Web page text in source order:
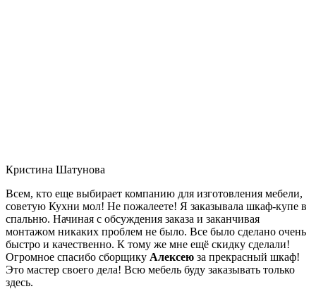
Кристина Шатунова
Всем, кто еще выбирает компанию для изготовления мебели,
советую Кухни мол! Не пожалеете! Я заказывала шкаф-купе в
спальню. Начиная с обсуждения заказа и заканчивая
монтажом никаких проблем не было. Все было сделано очень
быстро и качественно. К тому же мне ещё скидку сделали!
Огромное спасибо сборщику Алексею за прекрасный шкаф!
Это мастер своего дела! Всю мебель буду заказывать только
здесь.